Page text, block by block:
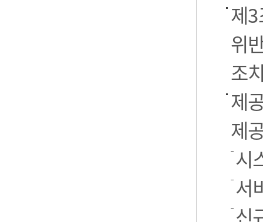
제
위
조
제
제
시
서